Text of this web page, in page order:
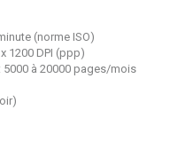
(norme ISO)
1200 DPI (ppp)
à 20000 pages/mois